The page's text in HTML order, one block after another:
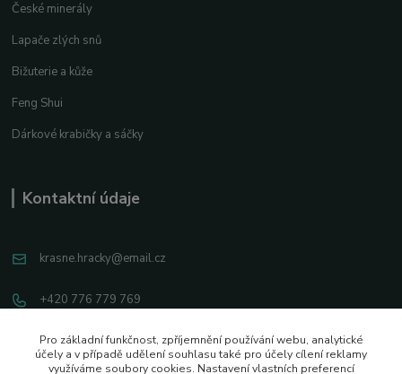
České minerály
Lapače zlých snů
Bižuterie a kůže
Feng Shui
Dárkové krabičky a sáčky
Kontaktní údaje
krasne.hracky@email.cz
+420 776 779 769
Facebook
Instagram
Pro základní funkčnost, zpříjemnění používání webu, analytické
účely a v případě udělení souhlasu také pro účely cílení reklamy
využíváme soubory cookies. Nastavení vlastních preferencí